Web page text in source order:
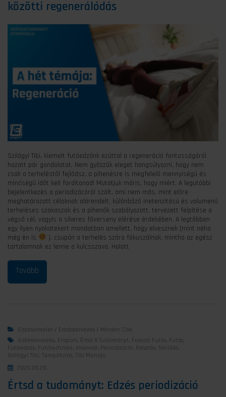
közötti regenerálódás
Szilágyi Tibi, kiemelt futóedzőnk ezúttal a regeneráció fontosságáról
hozott pár gondolatot. Nem győzzük eleget hangsúlyozni, hogy nem
csak a terheléstől fejlődsz, a pihenésre is megfelelő mennyiségű és
minőségű időt kell fordítanod! Mutatjuk máris, hogy miért. A legutóbbi
bejelentkezés a periodizácóról szólt, ami nem más, mint előre
meghatározott céloknak alárendelt, különböző inetenzitású és volumenű
terheléses szakaszok és a pihenők szabályozott, tervezett felpítése a
végső cél, vagyis a sikeres főverseny elérése érdekében. A legtöbben
egy ilyen nyakatekert mondatban amellett, hogy elvesznek (mint néha
még én is
), csupán a terhelés szóra fókuszálnak, mintha az egész
tartalomnak ez lenne a kulcsszava. Holott
Edzéselmélet / Edzéstervezés / Minden Cikk
Edzéstervezés, Ensport , Értsd A Tudományt , Fokozó Futás, Futás,
Futóedzés, Futótechnika, Intervall, Periodizáció , Résztáv , Sérülés,
Szilágyi Tibi, Tempófutás, Tibi Mondja
2020.09.28.
Értsd a tudományt: Edzés periodizáció